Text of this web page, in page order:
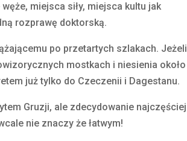
miejsca siły, miejsca kultu jak
rozprawę doktorską.
po przetartych szlakach. Jeżeli
mostkach i niesienia około
już tylko do Czeczenii i Dagestanu.
Gruzji, ale zdecydowanie najczęściej
nie znaczy że łatwym!